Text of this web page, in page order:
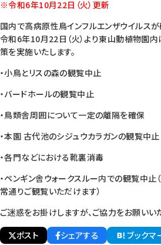
※令和6年10月22日（火）更新
国内で高病原性鳥インフルエンザウイルスが
令和6年10月22日（火）より東山動植物園
策を実施いたします。
・小鳥とリスの森の観覧中止
・バードホールの観覧中止
・鳥類舎周囲について一定の離隔を確保
・本園 古代池のシジュウカラガンの観覧中止
・各門などにおける靴裏消毒
・ペンギン舎ウォークスルー内での観覧中止
常通りご観覧いただけます）
ご迷惑をお掛けしますが、ご協力をお願いい
ポスト
シェアする ブックマ